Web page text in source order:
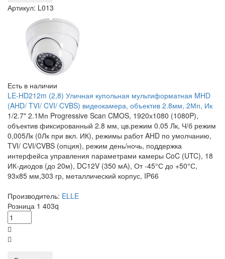
Артикул: L013
Есть в наличии
LE-HD212m (2,8) Уличная купольная мультиформатная MHD
(AHD/ TVI/ CVI/ CVBS) видеокамера, объектив 2.8мм, 2Мп, Ик
1/2.7" 2.1Мп Progressive Scan CMOS, 1920х1080 (1080P),
объектив фиксированный 2.8 мм, цв.режим 0.05 Лк, Ч/б режим
0,005Лк (0Лк при вкл. ИК), режимы работ AHD по умолчанию,
TVI/ CVI/CVBS (опция), режим день/ночь, поддержка
интерфейса управления параметрами камеры CoC (UTC), 18
ИК-диодов (до 20м), DC12V (350 мА), От -45°С до +50°С,
93х85 мм,303 гр, металлический корпус, IP66
Производитель: ELLE
Розница 1 403q